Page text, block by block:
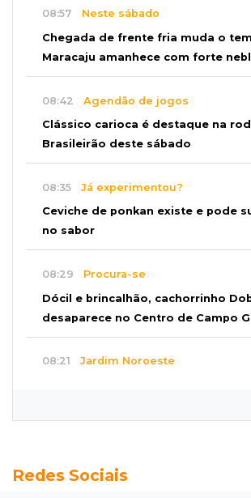
08:57 Neste sábado
Chegada de frente fria muda o
Maracaju amanhece com forte
08:42 Agendão de jogos
Clássico carioca é destaque na
Brasileirão deste sábado
08:35 Já experimentou?
Ceviche de ponkan existe e pode
no sabor
08:29 Procura-se
Dócil e brincalhão, cachorrinho
desaparece no Centro de Campo
08:21 Jardim Noroeste
Rebanho bovino de MS encolhe em
Redes Sociais